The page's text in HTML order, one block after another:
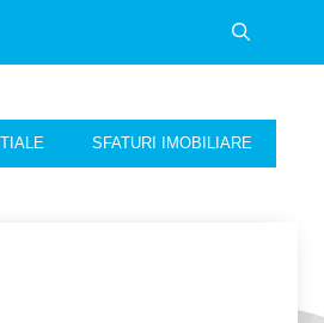
SFATURI IMOBILIARE